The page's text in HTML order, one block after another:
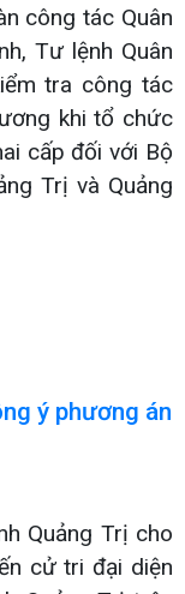
công tác Quân
Tư lệnh Quân
tra công tác
khi tổ chức
cấp đối với Bộ
Trị và Quảng
ý phương án
Quảng Trị cho
cử tri đại diện